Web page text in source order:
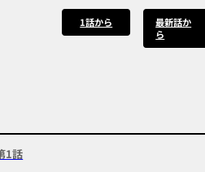
1話から 最新話か
ら
1話